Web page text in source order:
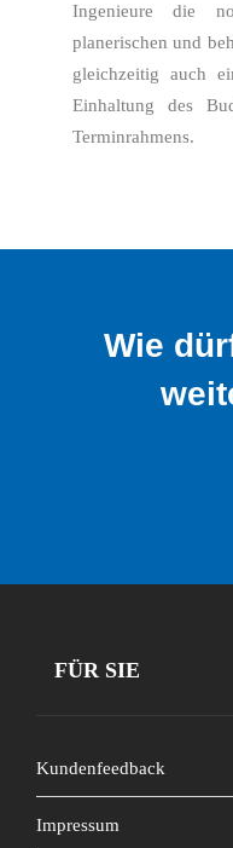
Ingenieure die
planerischen und
gleichzeitig auch
Einhaltung des
Terminrahmens.
Wie
FÜR SIE
Kundenfeedback
Impressum